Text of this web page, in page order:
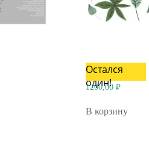
Остался
один!
1200,00₽
В корзину